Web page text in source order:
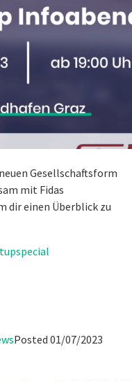
Gesellschaftsform
mit Fidas
dir einen Überblick zu
Posted 01/07/2023